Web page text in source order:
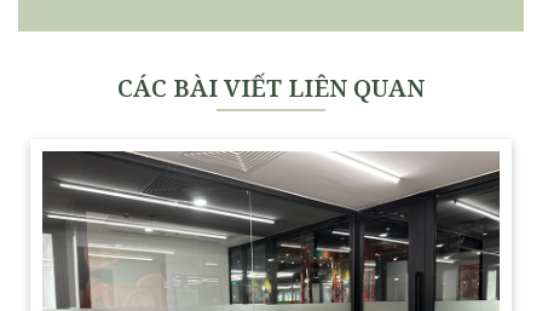
CÁC BÀI VIẾT LIÊN QUAN